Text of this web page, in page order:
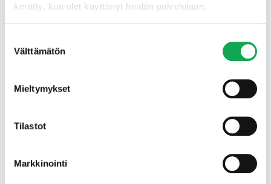
kerätty, kun olet käyttänyt heidän palvelujaan.
valinta
Välttämätön
Mieltymykset
Tilastot
Markkinointi